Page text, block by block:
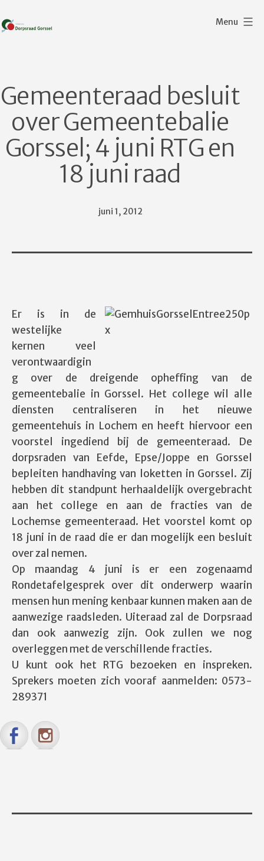
naar
Menu
Gemeenteraad besluit
over Gemeentebalie
Gorssel; 4 juni RTG en
18 juni raad
Gepubliceerd
juni 1, 2012
Er is in de
westelijke
kernen veel
verontwaardigin
g over de dreigende opheffing van de
gemeentebalie in Gorssel. Het college wil alle
diensten centraliseren in het nieuwe
gemeentehuis in Lochem en heeft hiervoor een
voorstel ingediend bij de gemeenteraad. De
dorpsraden van Eefde, Epse/Joppe en Gorssel
bepleiten handhaving van loketten in Gorssel. Zij
hebben dit standpunt herhaaldelijk overgebracht
aan het college en aan de fracties van de
Lochemse gemeenteraad. Het voorstel komt op
18 juni in de raad die er dan mogelijk een besluit
over zal nemen.
Op maandag 4 juni is er een zogenaamd
Rondetafelgesprek over dit onderwerp waarin
mensen hun mening kenbaar kunnen maken aan de
aanwezige raadsleden. Uiteraad zal de Dorpsraad
dan ook aanwezig zijn. Ook zullen we nog
overleggen met de verschillende fracties.
U kunt ook het RTG bezoeken en inspreken.
Sprekers moeten zich vooraf aanmelden: 0573-
289371